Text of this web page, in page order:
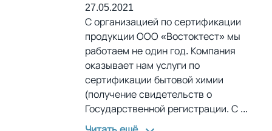
27.05.2021
С организацией по сертификации
продукции ООО «Востоктест» мы
работаем не один год. Компания
оказывает нам услуги по
сертификации бытовой химии
(получение свидетельств о
Государственной регистрации. С ...